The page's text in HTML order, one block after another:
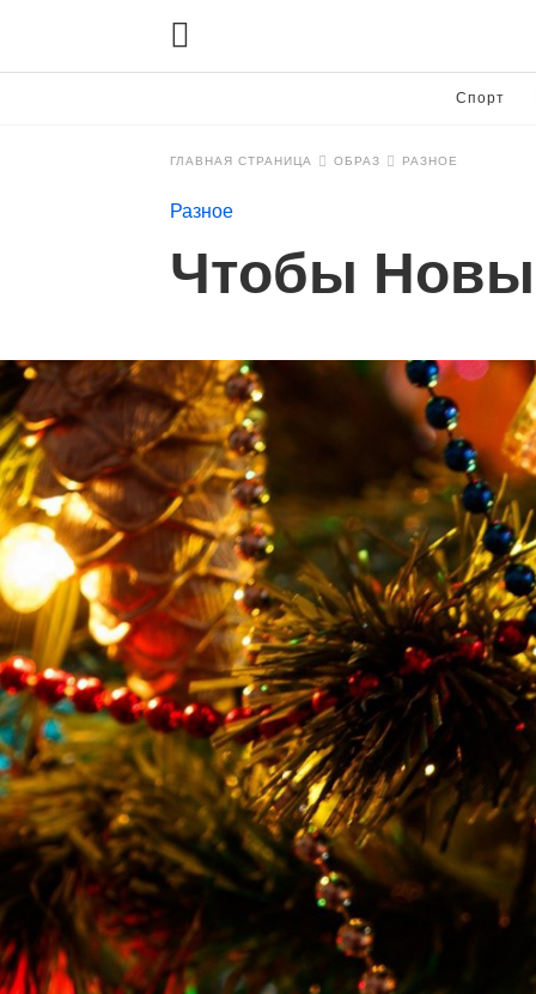
Спорт
ГЛАВНАЯ СТРАНИЦА ОБРАЗ РАЗНОЕ
Разное
Чтобы